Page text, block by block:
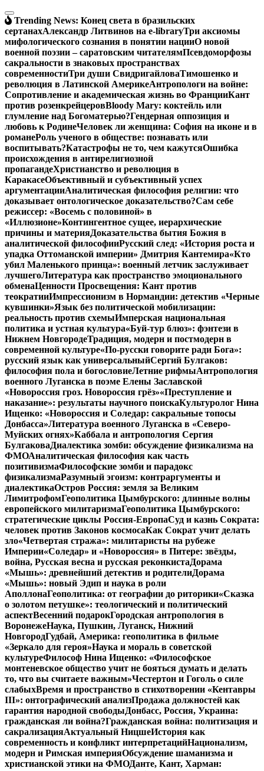
Перейти
к
содержимому
Trending News: Конец света в бразильских
сертанахАлександр Литвинов на e-libraryТри аксиомы
мифологического сознания в понятии нацииО новой
военной поэзии – саратовским читателямПсевдоморфозы
сакральности в знаковых пространствах
современностиТри души СвидригайловаТимошенко и
революция в Латинской АмерикеАнтропологи на войне:
Сопротивление и академическая жизнь во ФранцииКант
против розенкрейцеровBloody Mary: коктейль или
глумление над Богоматерью?Гендерная оппозиция и
любовь к РодинеЧеловек ли женщина: София на иконе и в
романеРоль ученого в обществе: познавать или
воспитывать?Катастрофы не то, чем кажутсяОшибка
происхождения в антирелигиозной
пропагандеХристианство и революция в
КаракасеОбъективный и субъективный успех
аргументацииАналитическая философия религии: что
доказывает онтологическое доказательство?Сам себе
режиссер: «Восемь с половиной» в
«Иллюзионе»Контингентное сущее, иерархические
причины и материяДоказательства бытия Божия в
аналитической философииРусский след: «История роста и
упадка Оттоманской империи» Дмитрия Кантемира«Кто
убил Маленького принца»: военный летчик заслуживает
лучшегоЛитература как пространство эмоционального
обменаЦенности Просвещения: Кант против
теократииИмпрессионизм в Нормандии: детектив «Черные
кувшинки»Язык без политической мобилизации:
реальность против схемыИмперская национальная
политика и устная культура«Буй-тур блюз»: фэнтези в
Нижнем НовгородеТрадиция, модерн и постмодерн в
современной культуре«По-русски говорите ради Бога»:
русский язык как универсальныйСергий Булгаков:
философия пола и богословиеЛетние рифмыАнтропология
военного Луганска в поэме Елены Заславской
«Новороссия гроз. Новороссия грёз»«Преступление и
наказание»: результаты научного поискаКультуролог Нина
Ищенко: «Новороссия и Соледар: сакральные топосы
Донбасса»Литература военного Луганска в «Северо-
Муйских огнях»Каббала и антропология Сергия
БулгаковаДиалектика зомби: обсуждение физикализма на
ФМОАналитическая философия как часть
позитивизмаФилософские зомби и парадокс
физикализмаРазумный эгоизм: контраргументы и
диалектикаОстров Россия: земля за Великим
ЛимитрофомГеополитика Цымбурского: длинные волны
европейского милитаризмаГеополитика Цымбурского:
стратегические циклы Россия-ЕвропаСуд и казнь Сократа:
человек против Законов космосаКак Сократ учит делать
зло«Четвертая стража»: милитаристы на рубеже
Империи«Соледар» и «Новороссия» в Питере: звёзды,
война, Русская весна и русская реконкистаДорама
«Мышь»: древнейший детектив и родителиДорама
«Мышь»: новый Эдип и наука в роли
АполлонаГеополитика: от географии до риторики«Сказка
о золотом петушке»: теологический и политический
аспектВесенний подарокГородская антропология в
ВоронежеНаука, Пушкин, Луганск, Нижний
НовгородГудбай, Америка: геополитика в фильме
«Зеркало для героя»Наука и мораль в советской
культуреФилософ Нина Ищенко: «Философское
монтеневское общество учит не бояться думать и делать
то, что вы считаете важным»Честертон и Гоголь о силе
слабыхВремя и пространство в стихотворении «Кентавры
III»: онтографический анализПродажа должностей как
гарантия народной свободыДонбасс, Россия, Украина:
гражданская ли война?Гражданская война: политизация и
сакрализацияАктуальный НицшеИстория как
современность и конфликт интерпретацийНационализм,
модерн и Римская империяОбсуждение шаманизма и
христианской этики на ФМОДанте, Кант, Харман: